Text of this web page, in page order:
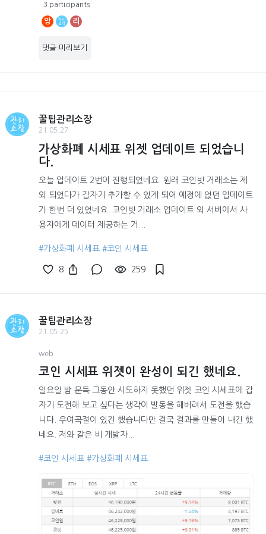
3 participants
앙 리
댓글 미리보기
꿀팁관리소장
21.05.27
가상화폐 시세표 위젯 업데이트 되었습니
다.
오늘 업데이트 2번이 진행되었네요. 원래 코인빗 거래소는 제
외 되었다가 갑자기 추가할 수 있게 되어 예정에 없던 업데이트
가 한번 더 있었네요. 코인빗 거래소 업데이트 외 서버에서 사
용자에게 데이터 제공하는 거...
#가상화폐 시세표 #코인 시세표
8 259
꿀팁관리소장
21.05.25
web
코인 시세표 위젯이 완성이 되긴 했네요.
일요일 밤 문득 그동안 시도하지 못했던 위젯 코인 시세표에 갑
자기 도전해 보고 싶다는 생각이 발동을 해버려서 도전을 했습
니다. 우여곡절이 있긴 했습니다만 결국 결과를 만들어 내긴 했
네요. 저와 같은 비 개발자...
#코인 시세표 #가상화폐 시세표